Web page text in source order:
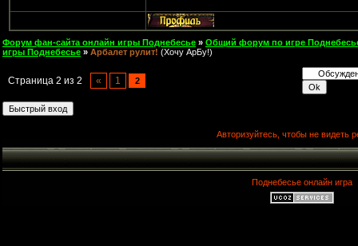
Форум фан-сайта онлайн игры Поднебесье » Общий форум по игре
игры Поднебесье » Арбалет рулит! (Хочу АрБу!)
Страница 2 из 2 « 1 2
Авторизуйтесь, чтобы не видеть
Поднебесье онлайн игра